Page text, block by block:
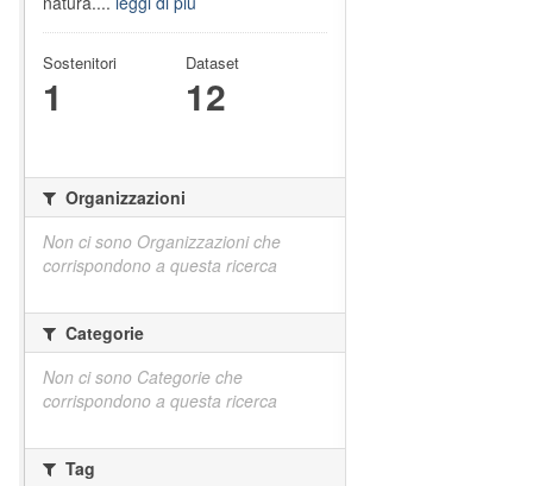
Sostenitori
1
Dataset
12
Organizzazioni
Non ci sono Organizzazioni che
corrispondono a questa ricerca
Categorie
Non ci sono Categorie che
corrispondono a questa ricerca
Tag